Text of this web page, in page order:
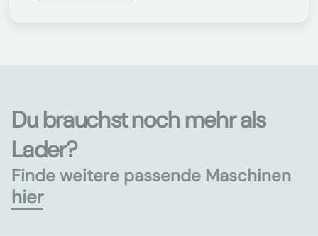
Du brauchst noch mehr als
Lader?
Finde weitere passende Maschinen
hier